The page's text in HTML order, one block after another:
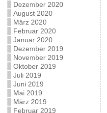
Dezember 2020
August 2020
März 2020
Februar 2020
Januar 2020
Dezember 2019
November 2019
Oktober 2019
Juli 2019
Juni 2019
Mai 2019
März 2019
Februar 2019